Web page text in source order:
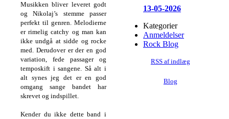
Musikken bliver leveret godt
og Nikolaj’s stemme passer
perfekt til genren. Melodierne
er rimelig catchy og man kan
ikke undgå at sidde og rocke
med. Derudover er der en god
variation, fede passager og
temposkift i sangene. Så alt i
alt synes jeg det er en god
omgang sange bandet har
skrevet og indspillet.
Kender du ikke dette band i
13-05-2026
Kategorier
Anmeldelser
Rock Blog
RSS af indlæg
Blog